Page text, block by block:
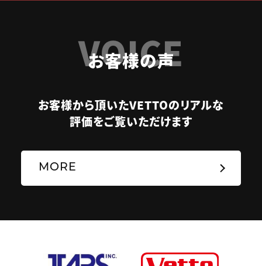
VOICE
お客様の声
お客様から頂いたVETTOのリアルな
評価をご覧いただけます
MORE